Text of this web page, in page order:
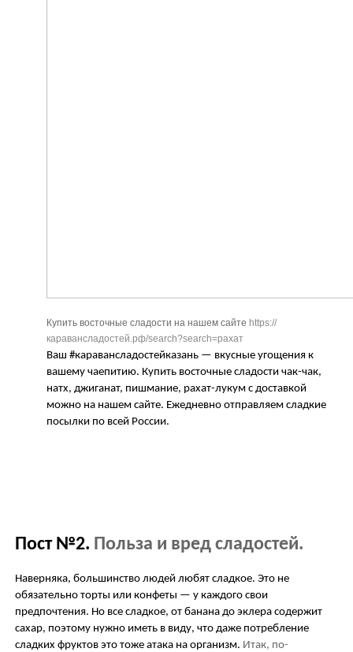
Купить восточные сладости на нашем сайте https://
каравансладостей.рф/search?search=рахат
Ваш #каравансладостейказань — вкусные угощения к
вашему чаепитию. Купить восточные сладости чак-чак,
натх, джиганат, пишмание, рахат-лукум с доставкой
можно на нашем сайте. Ежедневно отправляем сладкие
посылки по всей России.
Пост №2. Польза и вред сладостей.
Наверняка, большинство людей любят сладкое. Это не
обязательно торты или конфеты — у каждого свои
предпочтения. Но все сладкое, от банана до эклера содержит
сахар, поэтому нужно иметь в виду, что даже потребление
сладких фруктов это тоже атака на организм. Итак, по-